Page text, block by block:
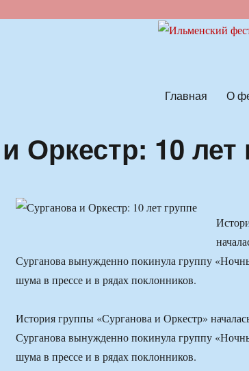
Главная О
Оркестр: 10 лет
Сурганова вынужденно покинула группу
шума в прессе и в рядах поклонников.
История группы «Сурганова и Оркестр»
Сурганова вынужденно покинула группу
шума в прессе и в рядах поклонников.